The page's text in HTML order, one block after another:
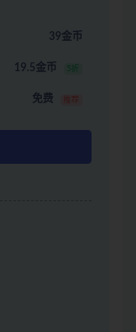
39金币
19.5金币 5折
免费 推荐